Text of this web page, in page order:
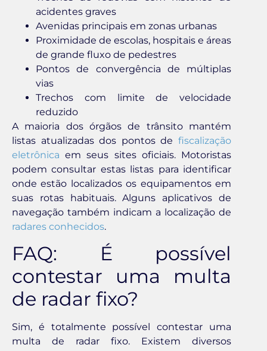
acidentes graves
Avenidas principais em zonas urbanas
Proximidade de escolas, hospitais e áreas
de grande fluxo de pedestres
Pontos de convergência de múltiplas
vias
Trechos com limite de velocidade
reduzido
A maioria dos órgãos de trânsito mantém
listas atualizadas dos pontos de fiscalização
eletrônica em seus sites oficiais. Motoristas
podem consultar estas listas para identificar
onde estão localizados os equipamentos em
suas rotas habituais. Alguns aplicativos de
navegação também indicam a localização de
radares conhecidos.
FAQ: É possível
contestar uma multa
de radar fixo?
Sim, é totalmente possível contestar uma
multa de radar fixo. Existem diversos